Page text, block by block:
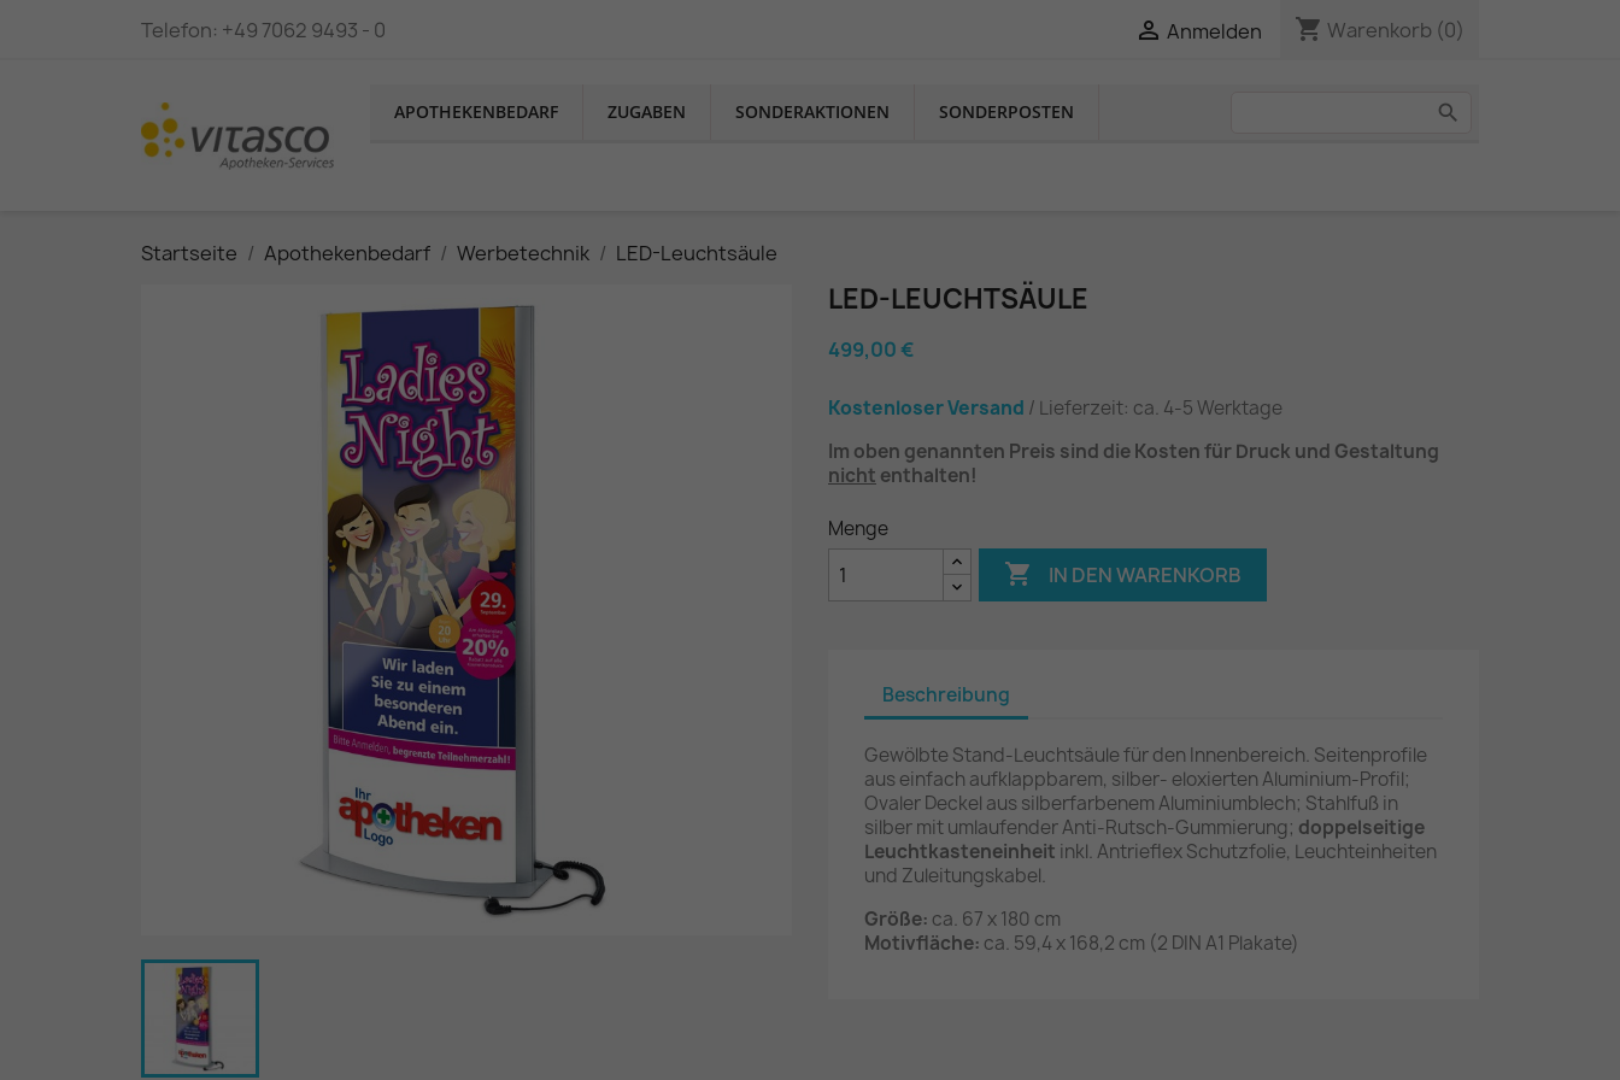
Telefon: +49 7062 9493 - 0  Anmelden shopping_cart Warenkorb (0)
APOTHEKENBEDARF ZUGABEN SONDERAKTIONEN SONDERPOSTEN
Startseite Apothekenbedarf Werbetechnik LED-Leuchtsäule
LED-LEUCHTSÄULE
499,00 €
Kostenloser Versand / Lieferzeit: ca. 4-5 Werktage
Im oben genannten Preis sind die Kosten für Druck und Gestaltung
nicht enthalten!
Menge
 IN DEN WARENKORB
Beschreibung
Gewölbte Stand-Leuchtsäule für den Innenbereich. Seitenprofile
aus einfach aufklappbarem, silber- eloxierten Aluminium-Profil;
Ovaler Deckel aus silberfarbenem Aluminiumblech; Stahlfuß in
silber mit umlaufender Anti-Rutsch-Gummierung; doppelseitige
Leuchtkasteneinheit inkl. Antrieflex Schutzfolie, Leuchteinheiten
und Zuleitungskabel.
Größe: ca. 67 x 180 cm
Motivfläche: ca. 59,4 x 168,2 cm (2 DIN A1 Plakate)